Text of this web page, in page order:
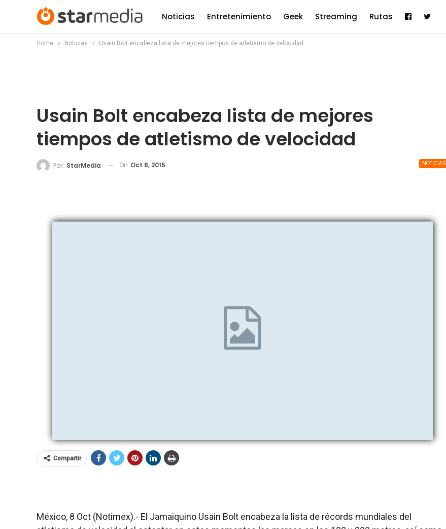
Noticias Entretenimiento Geek Streaming Rutas
Home Noticias Usain Bolt encabeza lista de mejores tiempos de atletismo de velocidad
Usain Bolt encabeza lista de mejores
tiempos de atletismo de velocidad
NOTICIAS
Por: StarMedia On Oct 8, 2015
Compartir
México, 8 Oct (Notimex).- El Jamaiquino Usain Bolt encabeza la lista de récords mundiales del